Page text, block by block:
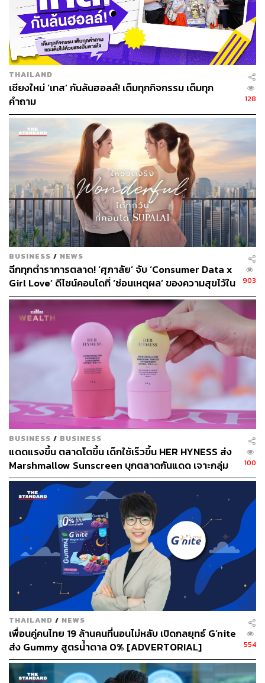
THAILAND
เชียงใหม่ ‘เทส’ กันล้นฮอลล์! เต็มทุกกิจกรรม เต็มทุก
คำถาม
128
BUSINESS / NEWS
ฉีกทุกตำราการตลาด! ‘ศุภาลัย’ จับ ‘Consumer Data x
Girl Love’ ดีไซน์คอนโดที่ ‘ซ่อนเหตุผล’ ของความสุขไว้ใน
ทุกรายละเอียด ผ่านแคมเปญ ‘Wonderful Living’
[Advertorial]
903
BUSINESS / BUSINESS
แดดแรงขึ้น ตลาดโตขึ้น เด็กใช้เร็วขึ้น HER HYNESS ส่ง
Marshmallow Sunscreen บุกตลาดกันแดด เจาะกลุ่ม
Young Gen
100
THAILAND / NEWS
เพื่อนคู่คนไทย 19 ล้านคนที่นอนไม่หลับ เปิดกลยุทธ์ G’nite
ส่ง Gummy สูตรน้ำตาล 0% [ADVERTORIAL]
554